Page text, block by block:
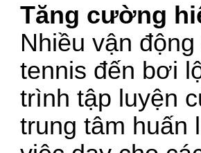
Tăng cường
Nhiều vận
tennis đến bơi
trình tập luyện
trung tâm huấn